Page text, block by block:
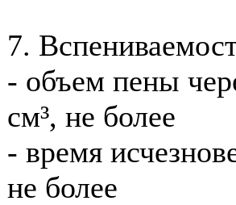
7.
- объем пены
см³, не более
- время
не более